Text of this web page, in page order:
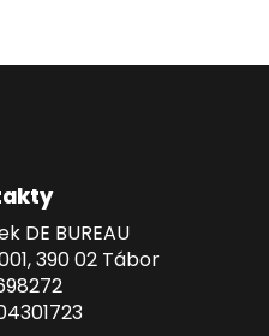
DE BUREAU
390 02 Tábor